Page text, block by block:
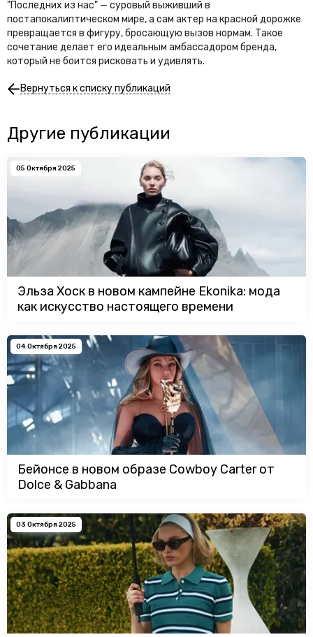
"Последних из нас" — суровый выживший в
постапокалиптическом мире, а сам актер на красной дорожке
превращается в фигуру, бросающую вызов нормам. Такое
сочетание делает его идеальным амбассадором бренда,
который не боится рисковать и удивлять.
Вернуться к списку публикаций
Другие публикации
05 Октября 2025
Эльза Хоск в новом кампейне Ekonika: мода
как искусство настоящего времени
04 Октября 2025
Бейонсе в новом образе Cowboy Carter от
Dolce & Gabbana
03 Октября 2025